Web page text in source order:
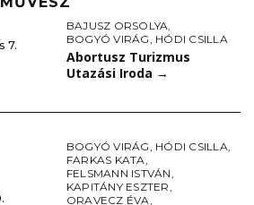
7.
BAJUSZ ORSOLYA,
BOGYÓ VIRÁG, HÓDI CSILLA
Abortusz Turizmus
Utazási Iroda →
BOGYÓ VIRÁG, HÓDI CSILLA,
FARKAS KATA,
FELSMANN ISTVÁN,
KAPITÁNY ESZTER,
ORAVECZ ÉVA,